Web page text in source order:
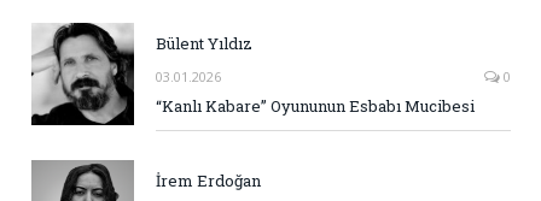
Bülent Yıldız
03.01.2026 0
“Kanlı Kabare” Oyununun Esbabı Mucibesi
İrem Erdoğan